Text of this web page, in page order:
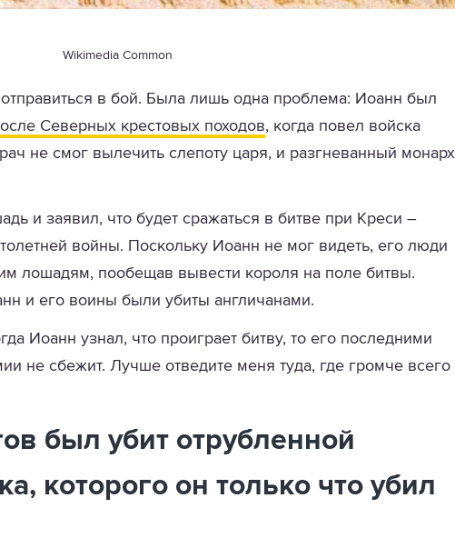
Wikimedia Common
отправиться в бой. Была лишь одна проблема: Иоанн был
Северных крестовых походов, когда повел войска
не смог вылечить слепоту царя, и разгневанный монарх
и заявил, что будет сражаться в битве при Креси –
войны. Поскольку Иоанн не мог видеть, его люди
лошадям, пообещав вывести короля на поле битвы.
и его воины были убиты англичанами.
Иоанн узнал, что проиграет битву, то его последними
не сбежит. Лучше отведите меня туда, где громче всего
был убит отрубленной
которого он только что убил